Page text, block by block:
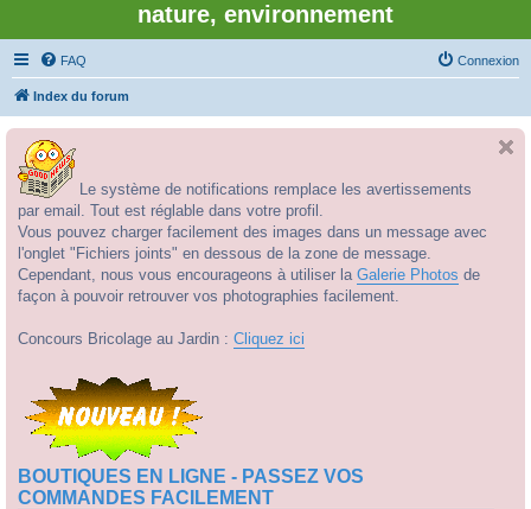
nature, environnement
FAQ Connexion
Index du forum
Le système de notifications remplace les avertissements
par email. Tout est réglable dans votre profil.
Vous pouvez charger facilement des images dans un message avec
l'onglet "Fichiers joints" en dessous de la zone de message.
Cependant, nous vous encourageons à utiliser la Galerie Photos de
façon à pouvoir retrouver vos photographies facilement.
Concours Bricolage au Jardin : Cliquez ici
BOUTIQUES EN LIGNE - PASSEZ VOS
COMMANDES FACILEMENT